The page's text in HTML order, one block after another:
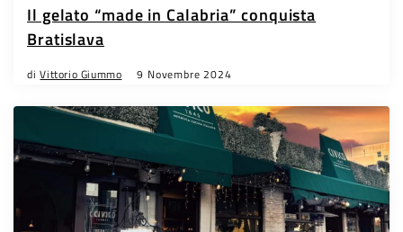
Il gelato “made in Calabria” conquista
Bratislava
diVittorio Giummo 9 Novembre 2024